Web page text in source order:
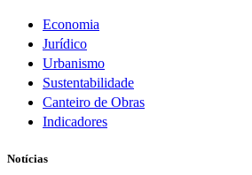
Economia
Jurídico
Urbanismo
Sustentabilidade
Canteiro de Obras
Indicadores
Notícias